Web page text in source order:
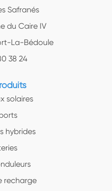
Safranés
du Caire IV
La-Bédoule
38 24
solaires
hybrides
recharge